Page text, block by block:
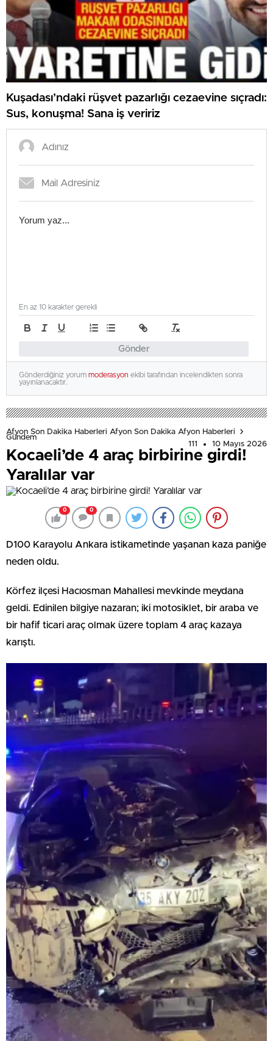
Kuşadası’ndaki rüşvet pazarlığı cezaevine sıçradı:
Sus, konuşma! Sana iş veririz
Gönder
En az 10 karakter gerekli
Gönderdiğiniz yorum moderasyon ekibi tarafından incelendikten sonra
yayınlanacaktır.
Afyon Son Dakika Haberleri Afyon Son Dakika Afyon Haberleri
Gündem
111
10 Mayıs 2026
Kocaeli’de 4 araç birbirine girdi!
Yaralılar var
0 0
D100 Karayolu Ankara istikametinde yaşanan kaza paniğe
neden oldu.
Körfez ilçesi Hacıosman Mahallesi mevkinde meydana
geldi. Edinilen bilgiye nazaran; iki motosiklet, bir araba ve
bir hafif ticari araç olmak üzere toplam 4 araç kazaya
karıştı.